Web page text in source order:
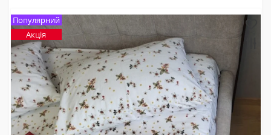
Популярний
Акція